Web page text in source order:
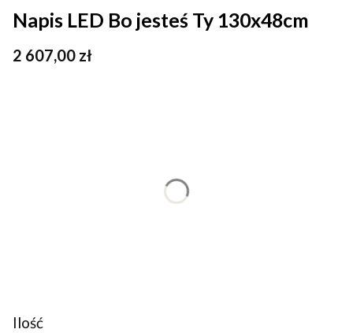
Napis LED Bo jesteś Ty 130x48cm
Cena
2 607,00 zł
Ilość